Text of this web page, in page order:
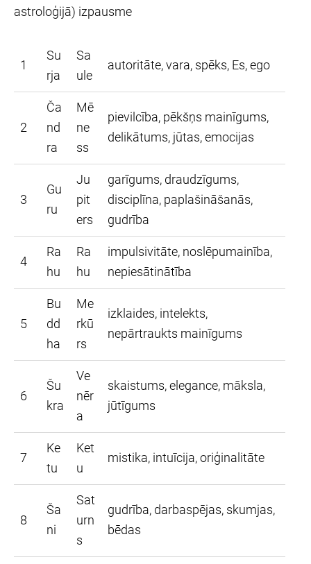
astroloģijā) izpausme
1
Su
rja
Sa
ule
autoritāte, vara, spēks, Es, ego
2
Ča
nd
ra
Mē
ne
ss
pievilcība, pēkšņs mainīgums,
delikātums, jūtas, emocijas
3
Gu
ru
Ju
pit
ers
garīgums, draudzīgums,
disciplīna, paplašināšanās,
gudrība
4
Ra
hu
Ra
hu
impulsivitāte, noslēpumainība,
nepiesātinātība
5
Bu
dd
ha
Me
rkū
rs
izklaides, intelekts,
nepārtraukts mainīgums
6
Šu
kra
Ve
nēr
a
skaistums, elegance, māksla,
jūtīgums
7
Ke
tu
Ket
u
mistika, intuīcija, oriģinalitāte
8
Ša
ni
Sat
urn
s
gudrība, darbaspējas, skumjas,
bēdas